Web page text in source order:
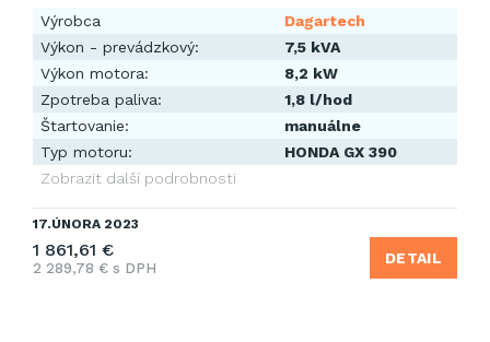
Výrobca
Dagartech
Výkon - prevádzkový:
7,5 kVA
Výkon motora:
8,2 kW
Zpotreba paliva:
1,8 l/hod
Štartovanie:
manuálne
Typ motoru:
HONDA GX 390
Zobrazit další podrobnosti
17.ÚNORA 2023
1 861,61 €
2 289,78 € s DPH
DETAIL